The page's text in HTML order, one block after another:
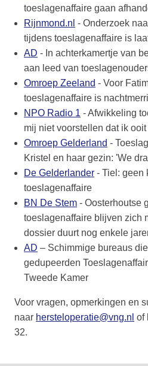
toeslagenaffaire gaan
Rijnmond.nl - Onderzoek
tijdens toeslagenaffaire is
AD - In achterkamertje van
aan leed van
Omroep Zeeland - Voor
toeslagenaffaire is
NPO Radio 1 - Afwikkeling
mij niet voorstellen dat ik
Omroep Gelderland -
Kristel en haar gezin: 'We
De Gelderlander - Tiel: geen
toeslagenaffaire
BN De Stem - Oosterhoutse
toeslagenaffaire blijven zich
dossier duurt nog enkele
AD – Schimmige bureaus
gedupeerden
Tweede Kamer
Voor vragen, opmerkingen en
naar hersteloperatie@vng.nl of
32.